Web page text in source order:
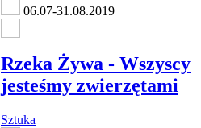
06.07-31.08.2019
Rzeka Żywa - Wszyscy
jesteśmy zwierzętami
Sztuka